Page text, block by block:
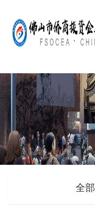
全部